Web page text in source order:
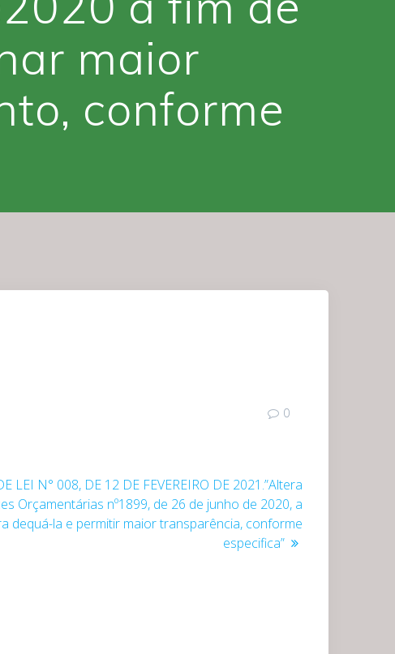
maior
conforme
0
LEI N° 008, DE 12 DE FEVEREIRO DE 2021.”Altera
Orçamentárias nº1899, de 26 de junho de 2020, a
dequá-la e permitir maior transparência, conforme
especifica”